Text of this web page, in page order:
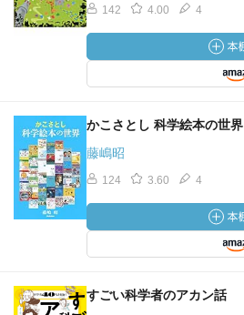
142 4.00 4
かこさとし 科学絵本の世界
藤嶋昭
124 3.60 4
すごい科学者のアカン話